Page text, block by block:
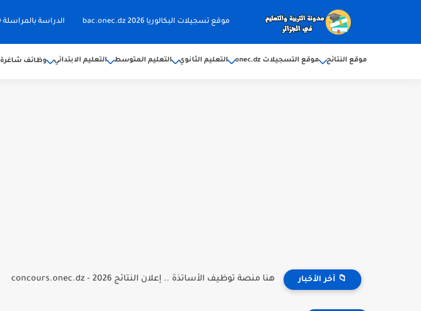
موقع تسجيلات البكالوريا 2026 bac.onec.dz الدراسة بالمراسلة ONEFD
موقع النتائج موقع التسجيلات onec.dz التعليم الثانوي التعليم المتوسط التعليم الابتدائي وظائف شاغرة
📁 آخر الأخبار هنا منصة توظيف الأساتذة .. إعلان النتائج 2026 - concours.onec.dz